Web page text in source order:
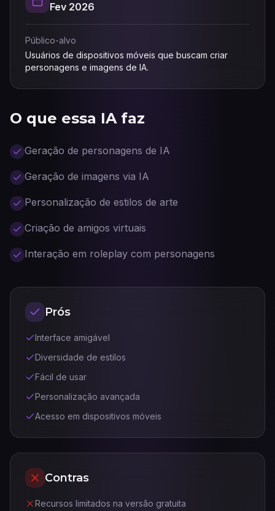
O que essa IA faz
Geração de personagens de IA
Geração de imagens via IA
Personalização de estilos de arte
Criação de amigos virtuais
Interação em roleplay com personagens
Prós
Interface amigável
Diversidade de estilos
Fácil de usar
Personalização avançada
Acesso em dispositivos móveis
Contras
Recursos limitados na versão gratuita
Fev 2026
Público-alvo
Usuários de dispositivos móveis que buscam criar
personagens e imagens de IA.